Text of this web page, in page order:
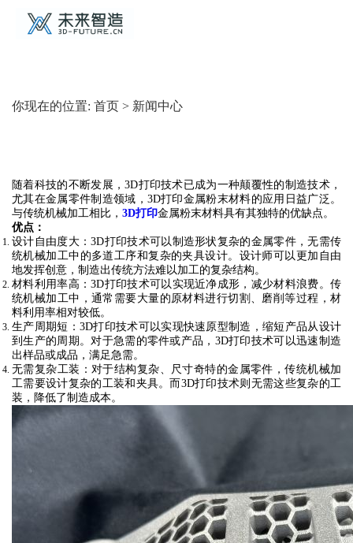
你现在的位置: 首页 > 新闻中心
随着科技的不断发展，3D打印技术已成为一种颠覆性的制造技术，
尤其在金属零件制造领域，3D打印金属粉末材料的应用日益广泛。
与传统机械加工相比， 3D打印金属粉末材料具有其独特的优缺点。
优点：
设计自由度大：3D打印技术可以制造形状复杂的金属零件，无需传
统机械加工中的多道工序和复杂的夹具设计。设计师可以更加自由
地发挥创意，制造出传统方法难以加工的复杂结构。
材料利用率高 ：3D打印技术可以实现近净成形，减少材料浪费。传
统机械加工中，通常需要大量的原材料进行切割、磨削等过程，材
料利用率相对较低。
生产周期短 ：3D打印技术可以实现快速原型制造，缩短产品从设计
到生产的周期。对于急需的零件或产品，3D打印技术可以迅速制造
出样品或成品，满足急需。
无需复杂工装 ：对于结构复杂、尺寸奇特的金属零件，传统机械加
工需要设计复杂的工装和夹具。而3D打印技术则无需这些复杂的工
装，降低了制造成本。